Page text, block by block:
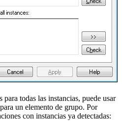
todas las instancias, puede usar
un elemento de grupo. Por
con instancias ya detectadas: